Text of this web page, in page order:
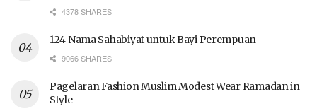
4378 SHARES
124 Nama Sahabiyat untuk Bayi Perempuan
9066 SHARES
Pagelaran Fashion Muslim Modest Wear Ramadan in
Style